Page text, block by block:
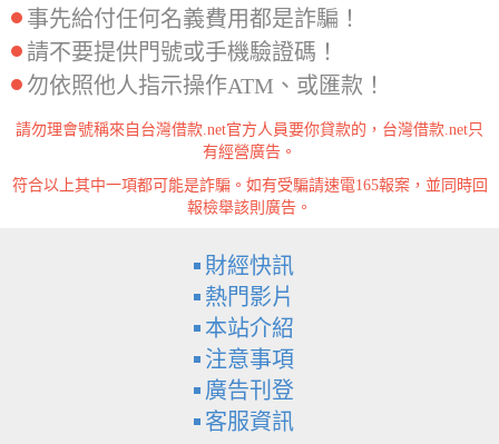
事先給付任何名義費用都是詐騙！
請不要提供門號或手機驗證碼！
勿依照他人指示操作ATM、或匯款！
請勿理會號稱來自台灣借款.net官方人員要你貸款的，台灣借款.net只
有經營廣告。
符合以上其中一項都可能是詐騙。如有受騙請速電165報案，並同時回
報檢舉該則廣告。
財經快訊
熱門影片
本站介紹
注意事項
廣告刊登
客服資訊